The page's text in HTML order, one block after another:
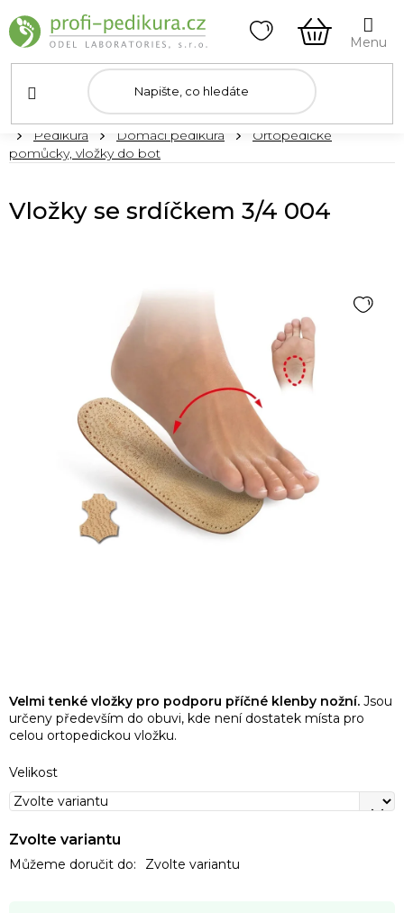
na
obsah
NÁKUPNÍ
KOŠÍK
DomůPedikúra Domácí pedikúra
Ortopedické
pomůcky, vložky do bot
Velmi tenké vložky pro podporu příčné klenby nožní. Jsou
určeny především do obuvi, kde není dostatek místa pro
celou ortopedickou vložku.
Velikost
Zvolte variantu
Můžeme doručit do: Zvolte variantu
Vložky se srdíčkem 3/4 004